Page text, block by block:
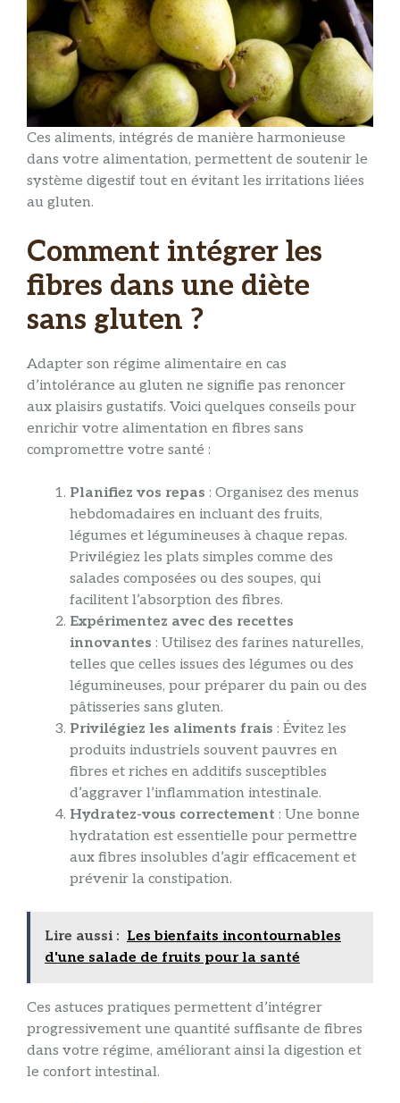
Ces aliments, intégrés de manière harmonieuse
dans votre alimentation, permettent de soutenir le
système digestif tout en évitant les irritations liées
au gluten.
Comment intégrer les
fibres dans une diète
sans gluten ?
Adapter son régime alimentaire en cas
d’intolérance au gluten ne signifie pas renoncer
aux plaisirs gustatifs. Voici quelques conseils pour
enrichir votre alimentation en fibres sans
compromettre votre santé :
Planifiez vos repas : Organisez des menus
hebdomadaires en incluant des fruits,
légumes et légumineuses à chaque repas.
Privilégiez les plats simples comme des
salades composées ou des soupes, qui
facilitent l’absorption des fibres.
Expérimentez avec des recettes
innovantes : Utilisez des farines naturelles,
telles que celles issues des légumes ou des
légumineuses, pour préparer du pain ou des
pâtisseries sans gluten.
Privilégiez les aliments frais : Évitez les
produits industriels souvent pauvres en
fibres et riches en additifs susceptibles
d’aggraver l’inflammation intestinale.
Hydratez-vous correctement : Une bonne
hydratation est essentielle pour permettre
aux fibres insolubles d’agir efficacement et
prévenir la constipation.
Lire aussi : Les bienfaits incontournables
d'une salade de fruits pour la santé
Ces astuces pratiques permettent d’intégrer
progressivement une quantité suffisante de fibres
dans votre régime, améliorant ainsi la digestion et
le confort intestinal.